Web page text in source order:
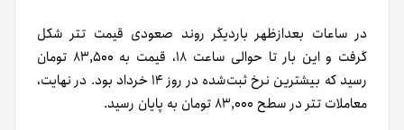
در ساعات بعد‌ا‌زظهر باردیگر روند صعودی قیمت تتر شکل
گرفت و این بار تا حوالی ساعت ۱۸، قیمت به ۸۳,۵۰۰ تومان
رسید که بیشترین نرخ ثبت‌شده در روز ۱۴ خرداد بود. در نهایت،
معاملات تتر در سطح ۸۳,۰۰۰ تومان به پایان رسید.